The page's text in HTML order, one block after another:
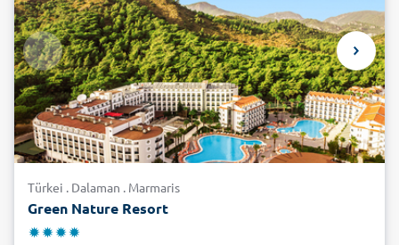
Türkei . Dalaman . Marmaris
Green Nature Resort